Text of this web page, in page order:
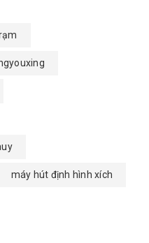
máy hút định hình xích